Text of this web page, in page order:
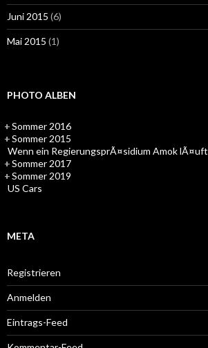
Juni 2015 (6)
Mai 2015 (1)
PHOTO ALBEN
+Sommer 2016
+Sommer 2015
Wenn ein RegierungsprÃ¤sidium Amok lÃ¤uft
+Sommer 2017
+Sommer 2019
US Cars
META
Registrieren
Anmelden
Eintrags-Feed